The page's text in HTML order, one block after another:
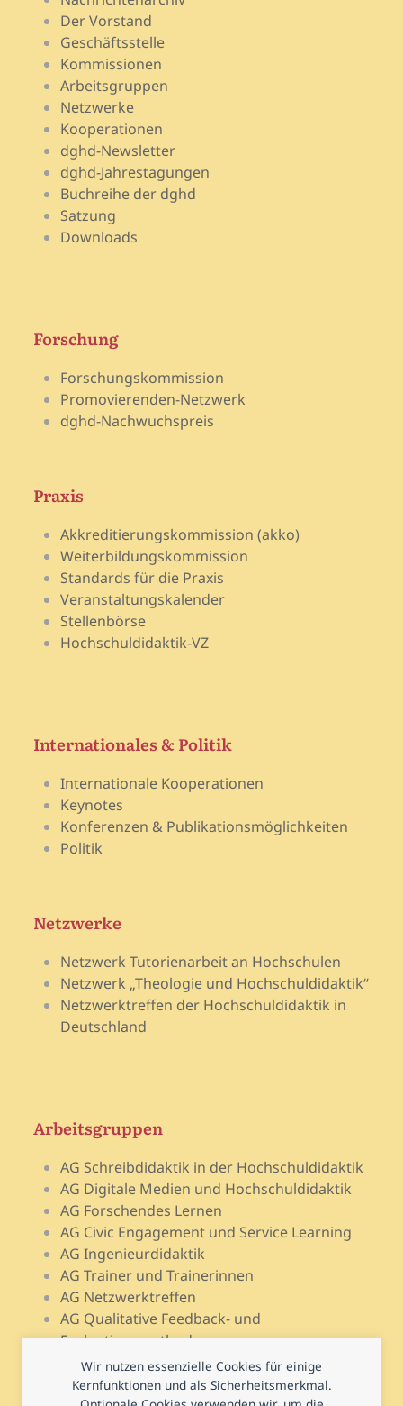
Wir nutzen essenzielle Cookies für einige
Kernfunktionen und als Sicherheitsmerkmal.
Der Vorstand
Geschäftsstelle
Kommissionen
Arbeitsgruppen
Netzwerke
Kooperationen
dghd-Newsletter
dghd-Jahrestagungen
Buchreihe der dghd
Satzung
Downloads
Forschung
Forschungskommission
Promovierenden-Netzwerk
dghd-Nachwuchspreis
Praxis
Akkreditierungskommission (akko)
Weiterbildungskommission
Standards für die Praxis
Veranstaltungskalender
Stellenbörse
Hochschuldidaktik-VZ
Internationales & Politik
Internationale Kooperationen
Keynotes
Konferenzen & Publikationsmöglichkeiten
Politik
Netzwerke
Netzwerk Tutorienarbeit an Hochschulen
Netzwerk „Theologie und Hochschuldidaktik“
Netzwerktreffen der Hochschuldidaktik in
Deutschland
Arbeitsgruppen
AG Schreibdidaktik in der Hochschuldidaktik
AG Digitale Medien und Hochschuldidaktik
AG Forschendes Lernen
AG Civic Engagement und Service Learning
AG Ingenieurdidaktik
AG Trainer und Trainerinnen
AG Netzwerktreffen
AG Qualitative Feedback- und
Evaluationsmethoden
AG Open Teach Ware – Lehrportale
AG Psychologie und Lehr-Lern-Forschung